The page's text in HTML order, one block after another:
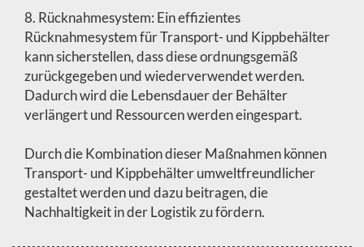
8. Rücknahmesystem: Ein effizientes
Rücknahmesystem für Transport- und Kippbehälter
kann sicherstellen, dass diese ordnungsgemäß
zurückgegeben und wiederverwendet werden.
Dadurch wird die Lebensdauer der Behälter
verlängert und Ressourcen werden eingespart.
Durch die Kombination dieser Maßnahmen können
Transport- und Kippbehälter umweltfreundlicher
gestaltet werden und dazu beitragen, die
Nachhaltigkeit in der Logistik zu fördern.